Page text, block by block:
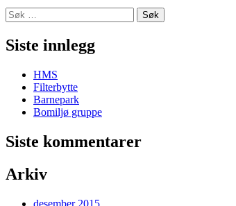
Søk
etter:
Siste innlegg
HMS
Filterbytte
Barnepark
Bomiljø gruppe
Siste kommentarer
Arkiv
desember 2015